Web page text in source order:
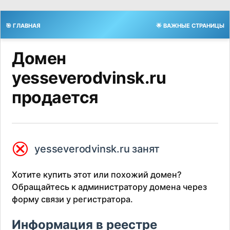
🎯 ГЛАВНАЯ 🌟 ВАЖНЫЕ СТРАНИЦЫ
Домен
yesseverodvinsk.ru
продается
⮿ yesseverodvinsk.ru занят
Хотите купить этот или похожий домен?
Обращайтесь к администратору домена через
форму связи у регистратора.
Информация в реестре